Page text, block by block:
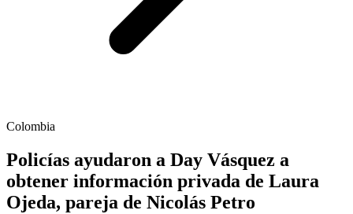
Colombia
Policías ayudaron a Day Vásquez a
obtener información privada de Laura
Ojeda, pareja de Nicolás Petro